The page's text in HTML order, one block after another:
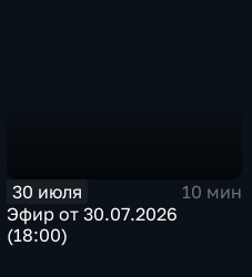
30 июля
10 мин
Эфир от 30.07.2026
(18:00)